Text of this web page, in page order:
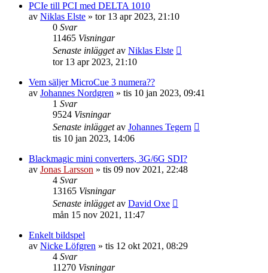
PCIe till PCI med DELTA 1010
av Niklas Elste » tor 13 apr 2023, 21:10
0 Svar
11465 Visningar
Senaste inläggetav Niklas Elste
tor 13 apr 2023, 21:10
Vem säljer MicroCue 3 numera??
av Johannes Nordgren » tis 10 jan 2023, 09:41
1 Svar
9524 Visningar
Senaste inläggetav Johannes Tegern
tis 10 jan 2023, 14:06
Blackmagic mini converters, 3G/6G SDI?
av Jonas Larsson » tis 09 nov 2021, 22:48
4 Svar
13165 Visningar
Senaste inläggetav David Oxe
mån 15 nov 2021, 11:47
Enkelt bildspel
av Nicke Löfgren » tis 12 okt 2021, 08:29
4 Svar
11270 Visningar